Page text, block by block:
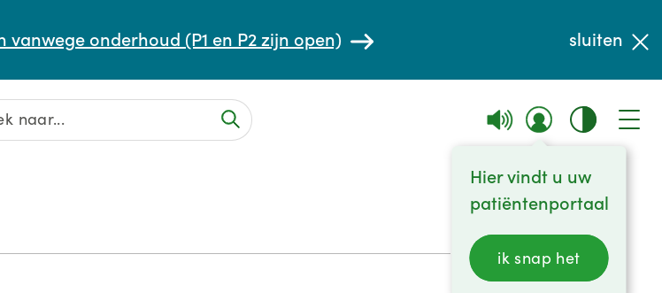
onderhoud (P1 en P2 zijn open) sluiten
Hier vindt u uw
patiëntenportaal
ik snap het